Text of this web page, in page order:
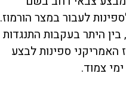
לעבור במצר הורמוז.
היתר בעקבות התנגדות
האמריקני ספינות לבצע
צמוד.